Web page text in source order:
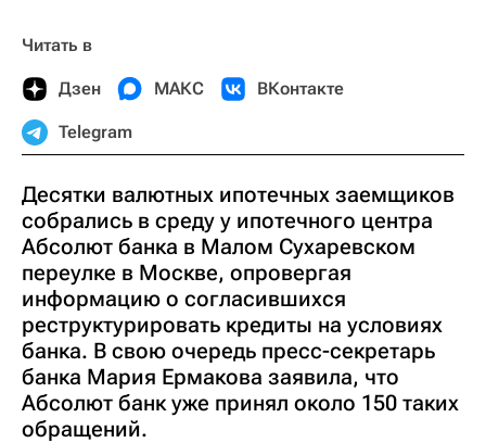
Читать в
Дзен МАКС ВКонтакте
Telegram
Десятки валютных ипотечных заемщиков
собрались в среду у ипотечного центра
Абсолют банка в Малом Сухаревском
переулке в Москве, опровергая
информацию о согласившихся
реструктурировать кредиты на условиях
банка. В свою очередь пресс-секретарь
банка Мария Ермакова заявила, что
Абсолют банк уже принял около 150 таких
обращений.